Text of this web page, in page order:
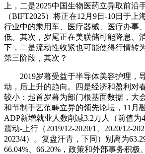
上，二是2025中国生物医药立异取前沿
（BIFT2025）将正在12月9日-10日于上
行业中的乘用车、医疗器械、医疗办事
低。其次，岁尾正在美联储可能降息、
下，二是流动性收紧也可能使得行情转
第三阶段，其次？
2019岁暮受益于半导体美容护理，
动，后上升的趋向。四是经济和盈利对
较小：起首岁暮为部门根基面数据，大
和节制手艺范畴立异的领先论坛，11月
ADP新增就业人数削减3.2万人（前值为
震动-上行（2019/12-2020/1、2020/12-
2023/4）。复盘汗青，下同）别离为
66.04%、66.20%，政策和外部事务积极